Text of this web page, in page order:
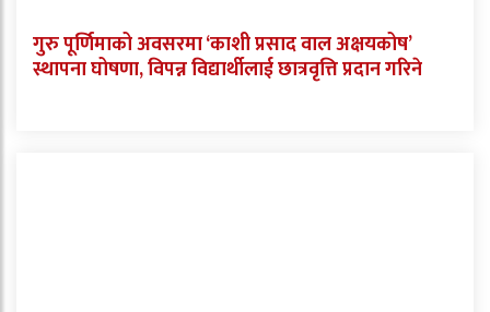
गुरु पूर्णिमाको अवसरमा ‘काशी प्रसाद वाल अक्षयकोष’
स्थापना घोषणा, विपन्न विद्यार्थीलाई छात्रवृत्ति प्रदान गरिने